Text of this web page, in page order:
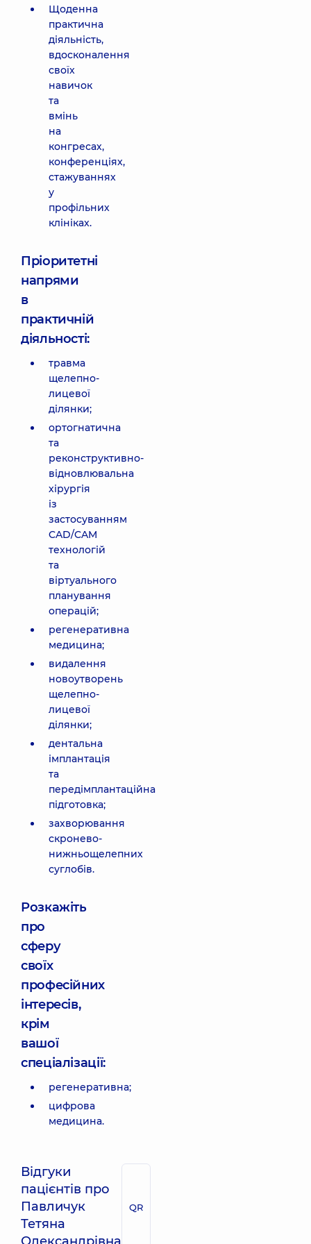
Щоденна
практична
діяльність,
вдосконалення
своїх
навичок
та
вмінь
на
конгресах,
конференціях,
стажуваннях
у
профільних
клініках.
Пріоритетні
напрями
в
практичній
діяльності:
травма
щелепно-
лицевої
ділянки;
ортогнатична
та
реконструктивно-
відновлювальна
хірургія
із
застосуванням
CAD/CAM
технологій
та
віртуального
планування
операцій;
регенеративна
медицина;
видалення
новоутворень
щелепно-
лицевої
ділянки;
дентальна
імплантація
та
передімплантаційна
підготовка;
захворювання
скронево-
нижньощелепних
суглобів.
Розкажіть
про
сферу
своїх
професійних
інтересів,
крім
вашої
спеціалізації:
регенеративна;
цифрова
медицина.
Відгуки
пацієнтів про
Павличук
Тетяна
QR